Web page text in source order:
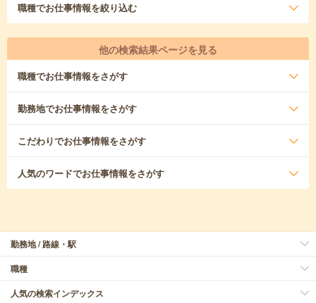
職種でお仕事情報を絞り込む
他の検索結果ページを見る
職種でお仕事情報をさがす
勤務地でお仕事情報をさがす
こだわりでお仕事情報をさがす
人気のワードでお仕事情報をさがす
勤務地 / 路線・駅
職種
人気の検索インデックス